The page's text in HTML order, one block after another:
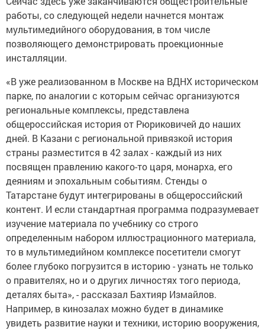
работы, со следующей недели начнется монтаж
мультимедийного оборудования, в том числе
позволяющего демонстрировать проекционные
инсталляции.
«В уже реализованном в Москве на ВДНХ историческом
парке, по аналогии с которым сейчас организуются
региональные комплексы, представлена
общероссийская история от Рюриковичей до наших
дней. В Казани с региональной привязкой история
страны разместится в 42 залах - каждый из них
посвящен правлению какого-то царя, монарха, его
деяниям и эпохальным событиям. Стенды о
Татарстане будут интегрированы в общероссийский
контент. И если стандартная программа подразумевает
изучение материала по учебнику со строго
определенным набором иллюстрационного материала,
то в мультимедийном комплексе посетители смогут
более глубоко погрузится в историю - узнать не только
о правителях, но и о других личностях того периода,
деталях быта», - рассказал Бахтияр Измайлов.
Например, в кинозалах можно будет в динамике
увидеть развитие науки и техники, историю вооружения,